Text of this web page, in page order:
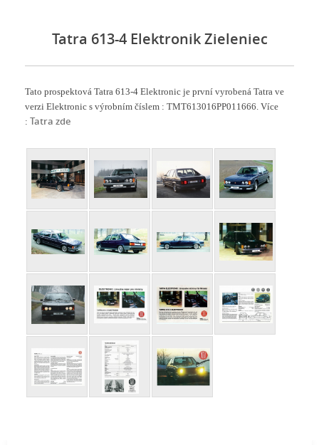
Tatra 613-4 Elektronik Zieleniec
Tato prospektová Tatra 613-4 Elektronic je první vyrobená Tatra ve
verzi Elektronic s výrobním číslem : TMT613016PP011666. Více
: Tatra zde